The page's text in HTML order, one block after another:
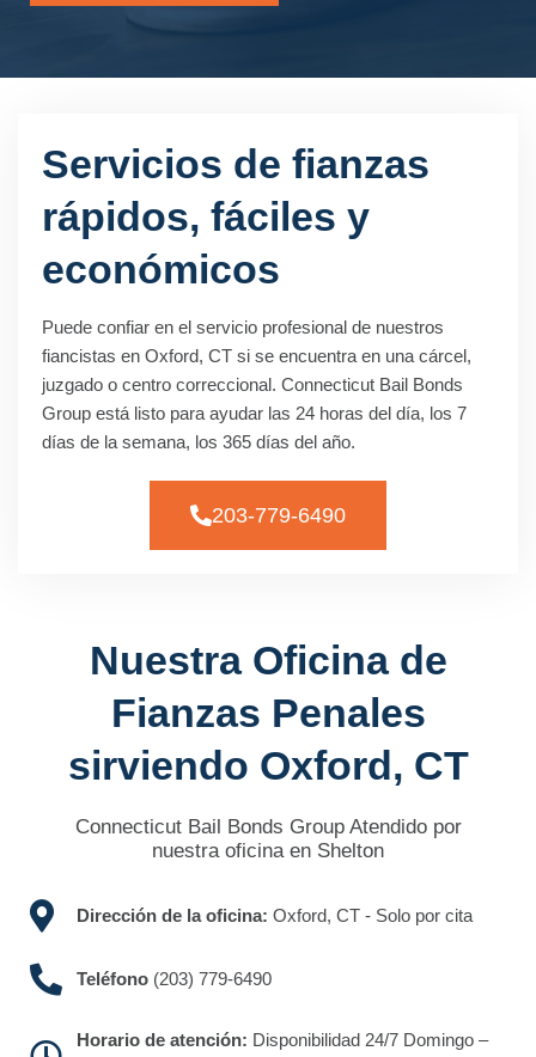
Servicios de fianzas
rápidos, fáciles y
económicos
Puede confiar en el servicio profesional de nuestros
fiancistas en Oxford, CT si se encuentra en una cárcel,
juzgado o centro correccional. Connecticut Bail Bonds
Group está listo para ayudar las 24 horas del día, los 7
días de la semana, los 365 días del año.
203-779-6490
Nuestra Oficina de
Fianzas Penales
sirviendo Oxford, CT
Connecticut Bail Bonds Group Atendido por
nuestra oficina en Shelton
Dirección de la oficina: Oxford, CT - Solo por cita
Teléfono(203) 779-6490
Horario de atención: Disponibilidad 24/7 Domingo –